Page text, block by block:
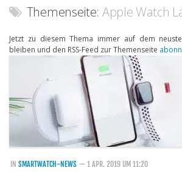
Aktuelle Smartwatches im Test
Marken und Modelle
Handytarife
BASE
Smartphonetarife
Datentarife
o2
Themenseite: Apple Watch
Jetzt zu diesem Thema immer auf dem
bleiben und den RSS-Feed zur Themenseite
IN SMARTWATCH-NEWS — 1 APR. 2019 UM 11:20